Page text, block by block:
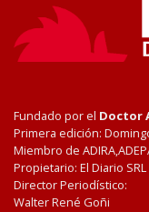
Fundado por el Doctor
Primera edición:
Miembro de
Propietario: El Diario SRL
Director Periodístico:
Walter René Goñi